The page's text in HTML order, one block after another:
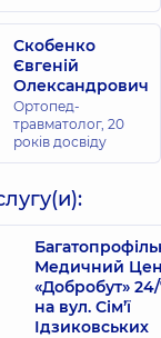
Скобенко
Євгеній
Олександрович
Ортопед-
травматолог, 20
років досвіду
Медичний
«Добробут»
на вул. Сім’ї
Ідзиковських